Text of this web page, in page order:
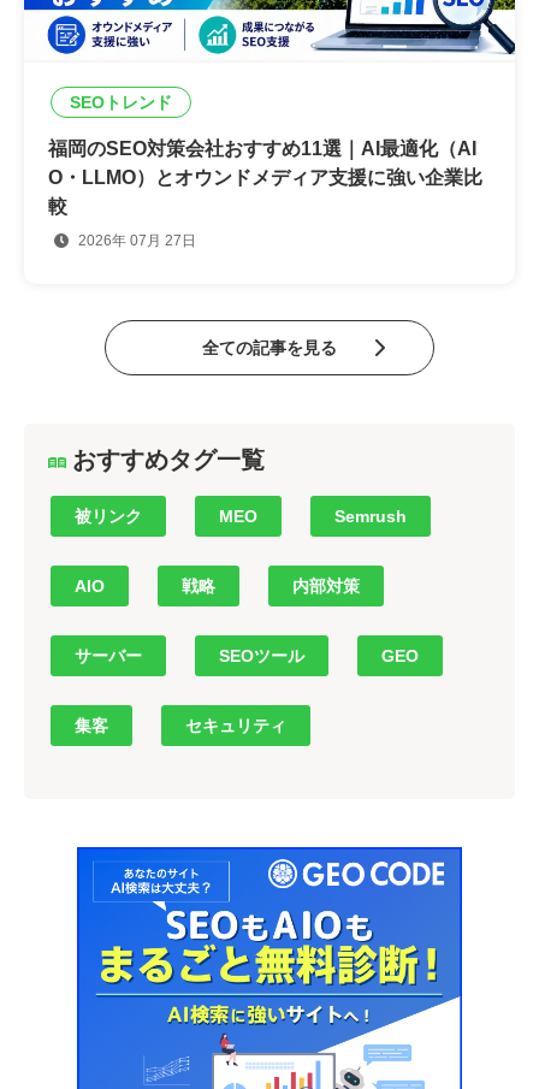
SEOトレンド
福岡のSEO対策会社おすすめ11選｜AI最適化（AI
O・LLMO）とオウンドメディア支援に強い企業比
較
2026年 07月 27日
全ての記事を見る
おすすめタグ一覧
被リンク MEO Semrush
AIO 戦略 内部対策
サーバー SEOツール GEO
集客 セキュリティ